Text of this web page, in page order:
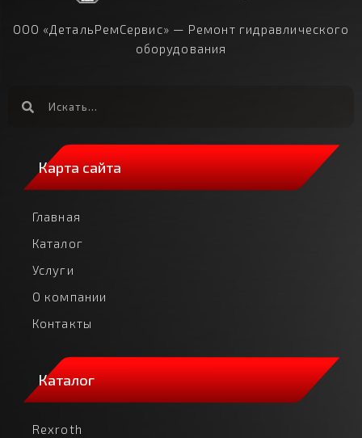
ООО «ДетальРемСервис» — Ремонт гидравлического
оборудования
Карта сайта
Главная
Каталог
Услуги
О компании
Контакты
Каталог
Rexroth